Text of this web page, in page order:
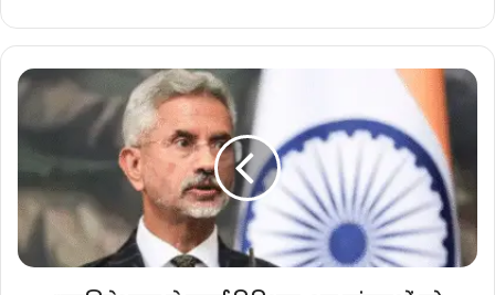
"उपनिवेशवाद
दबाई
अब
परंपराओं
आवाज़
देना